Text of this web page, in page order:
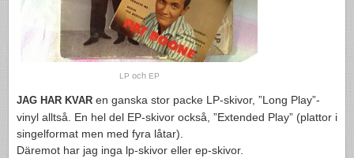
LP och EP
JAG HAR KVAR en gan­ska stor packe LP-skivor, ”Long Play”-
vinyl alltså. En hel del EP-skivor också, ”Extended Play” (plat­tor i
sin­gelfor­mat men med fyra låtar).
Däre­mot har jag inga lp-skivor eller ep-skivor.